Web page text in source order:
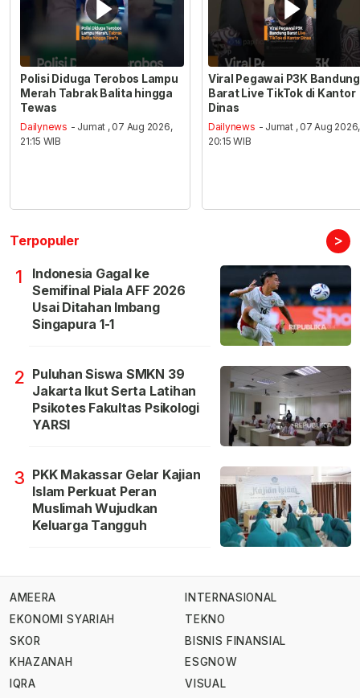
Polisi Diduga Terobos Lampu
Merah Tabrak Balita hingga
Tewas
Dailynews - Jumat , 07 Aug 2026,
21:15 WIB
Viral Pegawai P3K Bandung
Barat Live TikTok di Kantor
Dinas
Dailynews - Jumat , 07 Aug 2026,
20:15 WIB
Terpopuler >
1
Indonesia Gagal ke
Semifinal Piala AFF 2026
Usai Ditahan Imbang
Singapura 1-1
2 Puluhan Siswa SMKN 39
Jakarta Ikut Serta Latihan
Psikotes Fakultas Psikologi
YARSI
3 PKK Makassar Gelar Kajian
Islam Perkuat Peran
Muslimah Wujudkan
Keluarga Tangguh
AMEERA
EKONOMI SYARIAH
SKOR
KHAZANAH
IQRA
INTERNASIONAL
TEKNO
BISNIS FINANSIAL
ESGNOW
VISUAL